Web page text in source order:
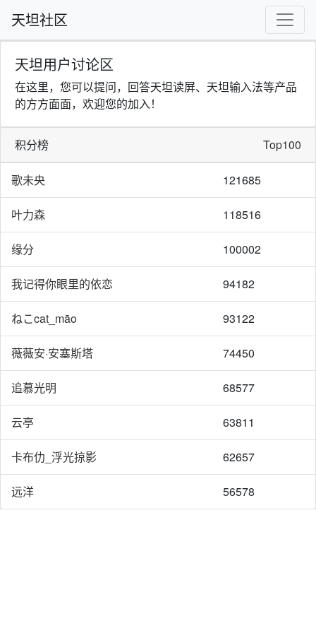
天坦社区
天坦用户讨论区
在这里，您可以提问，回答天坦读屏、天坦输入法等产品
的方方面面，欢迎您的加入！
积分榜 Top100
歌未央 121685
叶力森 118516
缘分 100002
我记得你眼里的依恋 94182
ねこcat_māo 93122
薇薇安·安塞斯塔 74450
追慕光明 68577
云亭 63811
卡布仂_浮光掠影 62657
远洋 56578